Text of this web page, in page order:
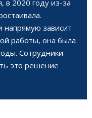
в 2020 году из-за
напрямую зависит
работы, она была
Сотрудники
это решение